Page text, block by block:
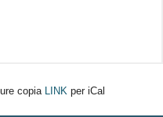
copia LINK per iCal